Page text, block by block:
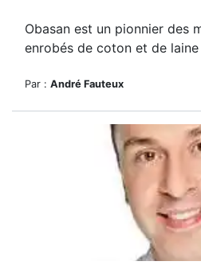
Obasan est un pionnier des
enrobés de coton et de
Par : André Fauteux